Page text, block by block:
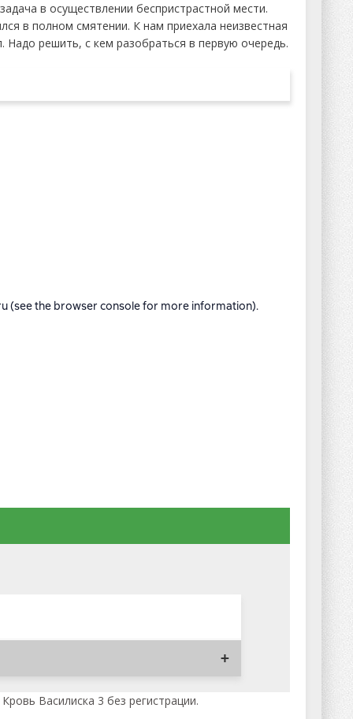
в осуществлении беспристрастной мести.
в полном смятении. К нам приехала неизвестная
решить, с кем разобраться в первую очередь.
Василиска 3 без регистрации.